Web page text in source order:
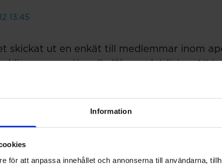
Information
för att anpassa innehållet och annonserna till användarna,
13:45
skickat ut en enkät till medlemmar inom
av nationella läkemedelslistan, NLL.
att regleringen tydliggörs och att öppenvårdsapoteken
Farmaceuter är representerade i expertgruppen
därför nu utredningen att skicka ut en enkät till
utredningens arbete.